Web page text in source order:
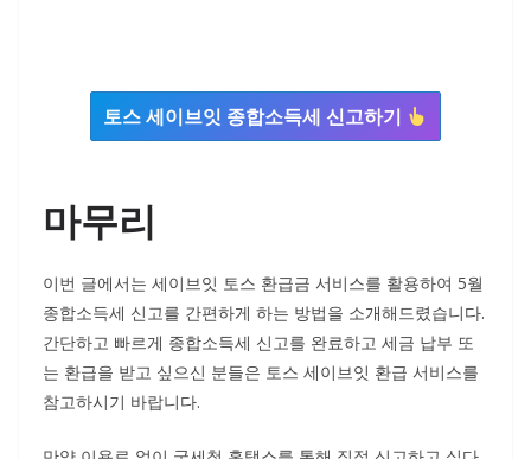
토스 세이브잇 종합소득세 신고하기
마무리
이번 글에서는 세이브잇 토스 환급금 서비스를 활용하여 5월
종합소득세 신고를 간편하게 하는 방법을 소개해드렸습니다.
간단하고 빠르게 종합소득세 신고를 완료하고 세금 납부 또
는 환급을 받고 싶으신 분들은 토스 세이브잇 환급 서비스를
참고하시기 바랍니다.